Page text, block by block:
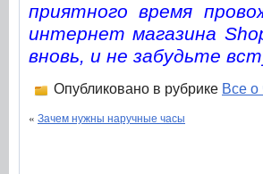
приятного время
интернет магазина
вновь, и не забудьте
Опубликовано в рубрике Все о
« Зачем нужны наручные часы